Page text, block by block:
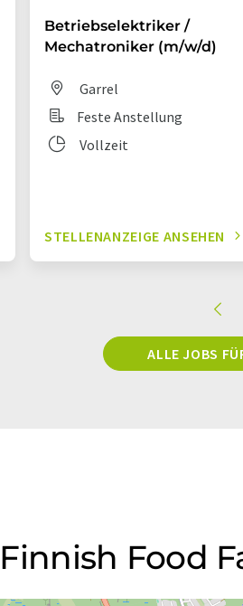
Betriebselektriker /
Mechatroniker (m/w/d)
Garrel
Feste Anstellung
Vollzeit
STELLENANZEIGE ANSEHEN
ALLE JOBS
Food